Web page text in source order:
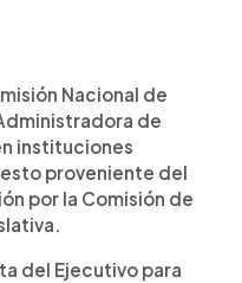
Nacional de
de
instituciones
proveniente del
por la Comisión de
del Ejecutivo para